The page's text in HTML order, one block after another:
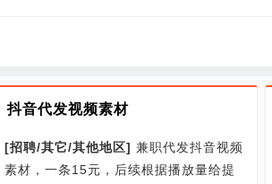
抖音代发视频素材
[招聘/其它/其他地区] 兼职代发抖音视频
素材，一条15元，后续根据播放量给提